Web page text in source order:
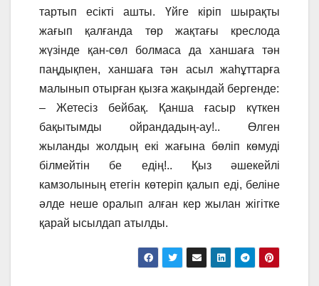
тартып есікті ашты. Үйге кіріп шырақты
жағып қалғанда төр жақтағы креслода
жүзінде қан-сөл болмаса да ханшаға тән
паңдықпен, ханшаға тән асыл жаһұттарға
малынып отырған қызға жақындай бергенде:
– Жетесіз бейбақ. Қанша ғасыр күткен
бақытымды ойрандадың-ау!.. Өлген
жыланды жолдың екі жағына бөліп көмуді
білмейтін бе едің!.. Қыз әшекейлі
камзолының етегін көтеріп қалып еді, беліне
әлде неше оралып алған кер жылан жігітке
қарай ысылдап атылды.